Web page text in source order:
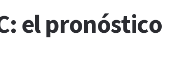
el pronóstico